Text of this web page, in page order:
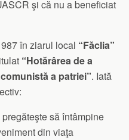
şi că nu a beneficiat
în ziarul local “Făclia”
“Hotărârea de a
a patriei”. Iată
să întâmpine
din viaţa